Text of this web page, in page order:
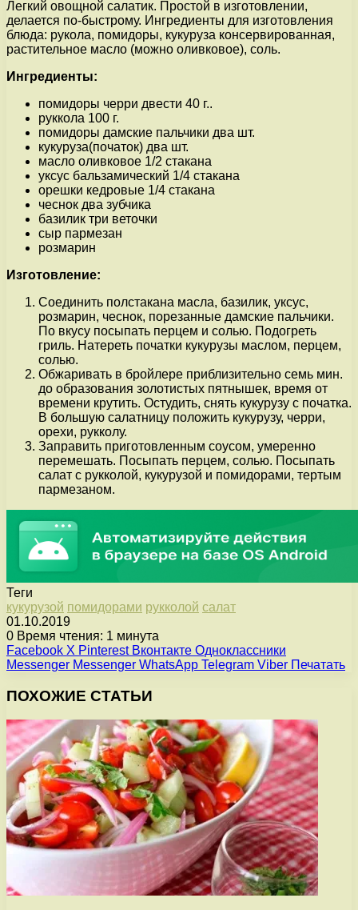
Легкий овощной салатик. Простой в изготовлении,
делается по-быстрому. Ингредиенты для изготовления
блюда: рукола, помидоры, кукуруза консервированная,
растительное масло (можно оливковое), соль.
Ингредиенты:
помидоры черри двести 40 г..
руккола 100 г.
помидоры дамские пальчики два шт.
кукуруза(початок) два шт.
масло оливковое 1/2 стакана
уксус бальзамический 1/4 стакана
орешки кедровые 1/4 стакана
чеснок два зубчика
базилик три веточки
сыр пармезан
розмарин
Изготовление:
Соединить полстакана масла, базилик, уксус,
розмарин, чеснок, порезанные дамские пальчики.
По вкусу посыпать перцем и солью. Подогреть
гриль. Натереть початки кукурузы маслом, перцем,
солью.
Обжаривать в бройлере приблизительно семь мин.
до образования золотистых пятнышек, время от
времени крутить. Остудить, снять кукурузу с початка.
В большую салатницу положить кукурузу, черри,
орехи, рукколу.
Заправить приготовленным соусом, умеренно
перемешать. Посыпать перцем, солью. Посыпать
салат с рукколой, кукурузой и помидорами, тертым
пармезаном.
Теги
кукурузой помидорами рукколой салат
01.10.2019
0 Время чтения: 1 минута
Facebook X Pinterest Вконтакте Одноклассники
Messenger Messenger WhatsApp Telegram Viber Печатать
ПОХОЖИЕ СТАТЬИ